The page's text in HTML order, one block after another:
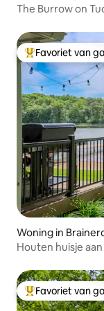
The Burrow on
Topfavoriet van
Favoriet van
Woning in
Houten huisje
Topfavoriet van
Favoriet van